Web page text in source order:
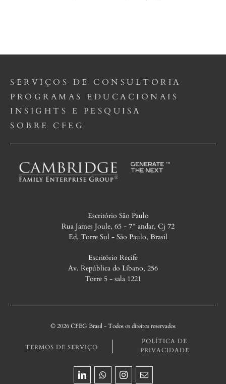
SERVIÇOS DE CONSULTORIA
PROGRAMAS EDUCACIONAIS
INSIGHTS E PESQUISA
SOBRE CFEG
Escritório São Paulo
Rua James Joule, 65 - 7° andar, Cj 72
Ed. Torre Sul - São Paulo, Brasil
Escritório Recife
Av. República do Líbano, 256
Torre 5 - sala 1221
© 2026 CFEG Brasil - Todos os direitos reservados
TERMOS DE SERVIÇO
POLÍTICA DE
PRIVACIDADE